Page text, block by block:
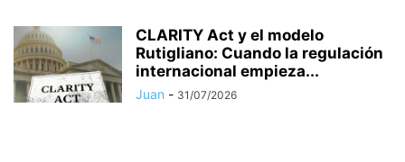
CLARITY Act y el modelo
Rutigliano: Cuando la regulación
internacional empieza...
Juan - 31/07/2026